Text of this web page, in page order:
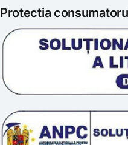
Scoala „Sanatate 5D”
Tratamente naturale
Prelucrarea datelor
Termeni si conditii
Politica cookie
Protectia